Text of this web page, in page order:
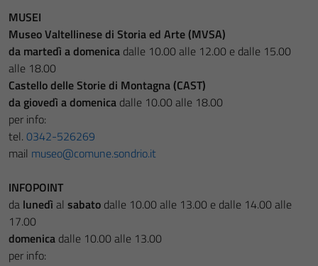
MUSEI
Museo Valtellinese di Storia ed Arte (MVSA)
da martedì a domenica dalle 10.00 alle 12.00 e dalle 15.00
alle 18.00
Castello delle Storie di Montagna (CAST)
da giovedì a domenica dalle 10.00 alle 18.00
per info:
tel. 0342-526269
mail museo@comune.sondrio.it
INFOPOINT
da lunedì al sabato dalle 10.00 alle 13.00 e dalle 14.00 alle
17.00
domenica dalle 10.00 alle 13.00
per info: